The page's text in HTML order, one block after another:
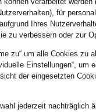
für
Ihres
zu verbessern oder zur
zu“ um alle Cookies zu
Einstellungen“, um
der eingesetzten
jederzeit nachträglich